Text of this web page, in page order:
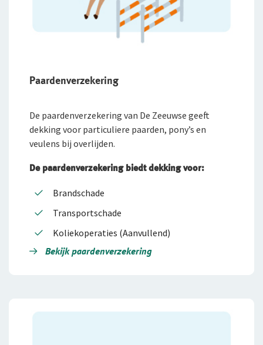
Paardenverzekering
De paardenverzekering van De Zeeuwse geeft
dekking voor particuliere paarden, pony’s en
veulens bij overlijden.
De paardenverzekering biedt dekking voor:
Brandschade
Transportschade
Koliekoperaties (Aanvullend)
Bekijk paardenverzekering